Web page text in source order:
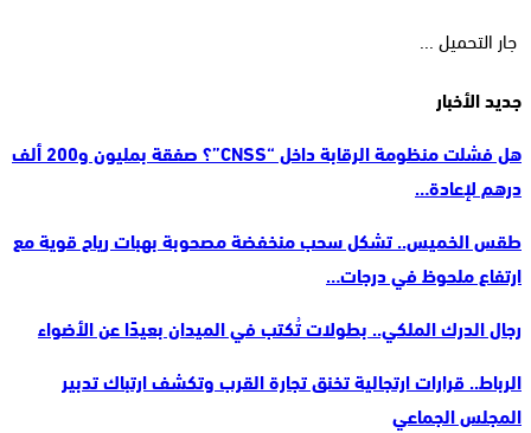
جار التحميل ...
جديد الأخبار
هل فشلت منظومة الرقابة داخل “CNSS”؟ صفقة بمليون و200 ألف
درهم لإعادة…
طقس الخميس.. تشكل سحب منخفضة مصحوبة بهبات رياح قوية مع
ارتفاع ملحوظ في درجات…
رجال الدرك الملكي.. بطولات تُكتب في الميدان بعيدًا عن الأضواء
الرباط.. قرارات ارتجالية تخنق تجارة القرب وتكشف ارتباك تدبير
المجلس الجماعي